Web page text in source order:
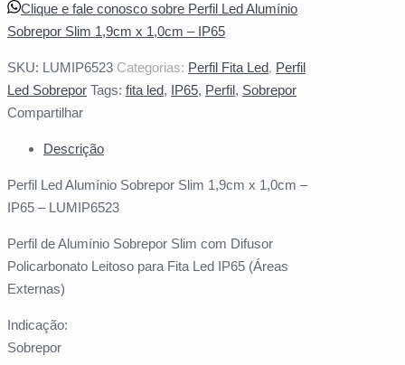
Clique e fale conosco sobre Perfil Led Alumínio
Sobrepor Slim 1,9cm x 1,0cm – IP65
SKU: LUMIP6523 Categorias: Perfil Fita Led, Perfil
Led Sobrepor Tags: fita led, IP65, Perfil, Sobrepor
Compartilhar
Descrição
Perfil Led Alumínio Sobrepor Slim 1,9cm x 1,0cm –
IP65 – LUMIP6523
Perfil de Alumínio Sobrepor Slim com Difusor
Policarbonato Leitoso para Fita Led IP65 (Áreas
Externas)
Indicação:
Sobrepor